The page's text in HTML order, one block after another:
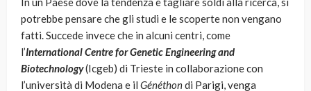
potrebbe pensare che gli studi e le scoperte non vengano
fatti. Succede invece che in alcuni centri, come
l’International Centre for Genetic Engineering and
Biotechnology(Icgeb) di Trieste in collaborazione con
l’università di Modena e il Généthondi Parigi, venga